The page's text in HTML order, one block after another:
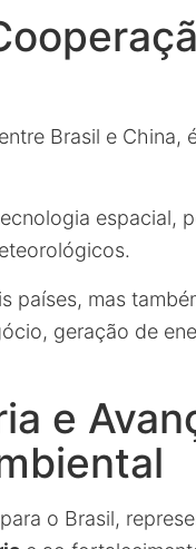
Brasil e China,
espacial,
países, mas
geração de
e
o Brasil,